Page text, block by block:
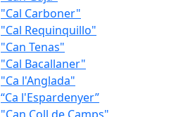
"Cal Carboner"
"Cal Requinquillo"
"Can Tenas"
"Cal Bacallaner"
"Ca l'Anglada"
“Ca l'Espardenyer”